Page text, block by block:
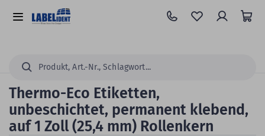
Hauptinhalt
springen
Alle
Suchen...
Thermo-Eco Etiketten,
unbeschichtet, permanent klebend,
auf 1 Zoll (25,4 mm) Rollenkern